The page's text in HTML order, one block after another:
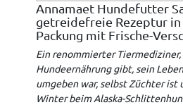
Annamaet Hundefutter
getreidefreie Rezeptur in
Packung mit Frische-
Ein renommierter Tiermediziner,
Hundeernährung gibt, sein
umgeben war, selbst Züchter ist
Winter beim Alaska-